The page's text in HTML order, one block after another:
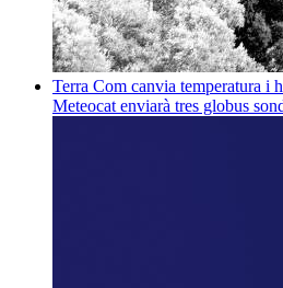
Terra Com canvia temperatura i
Meteocat enviarà tres globus